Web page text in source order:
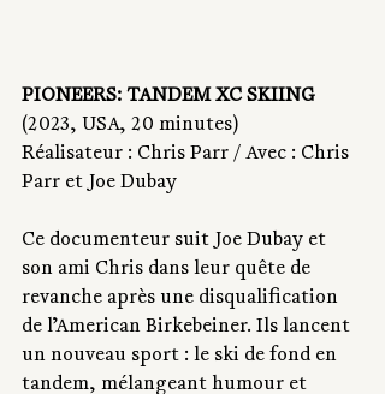
PIONEERS: TANDEM XC SKIING
(2023, USA, 20 minutes)
Réalisateur : Chris Parr / Avec : Chris
Parr et Joe Dubay
Ce documenteur suit Joe Dubay et
son ami Chris dans leur quête de
revanche après une disqualification
de l’American Birkebeiner. Ils lancent
un nouveau sport : le ski de fond en
tandem, mélangeant humour et